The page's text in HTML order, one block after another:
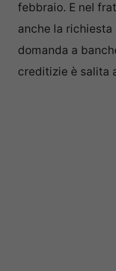
febbraio. E nel
anche la
domanda a
creditizie è salita